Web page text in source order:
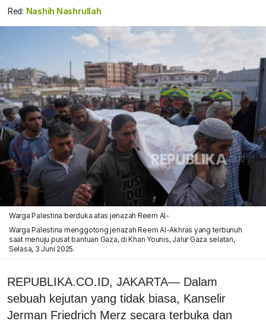
Red: Nashih Nashrullah
Warga Palestina berduka atas jenazah Reem Al-
Warga Palestina menggotong jenazah Reem Al-Akhras yang terbunuh
saat menuju pusat bantuan Gaza, di Khan Younis, Jalur Gaza selatan,
Selasa, 3 Juni 2025.
REPUBLIKA.CO.ID, JAKARTA— Dalam
sebuah kejutan yang tidak biasa, Kanselir
Jerman Friedrich Merz secara terbuka dan